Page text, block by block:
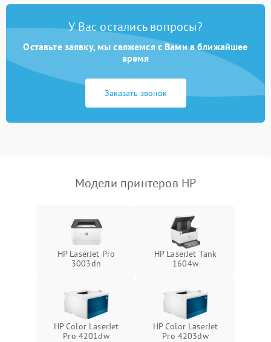
У Вас остались вопросы?
Оставьте заявку, мы свяжемся с Вами в ближайшее
время
Заказать звонок
Модели принтеров HP
HP LaserJet Pro
3003dn
HP LaserJet Tank
1604w
HP Color LaserJet
Pro 4201dw
HP Color LaserJet
Pro 4203dw